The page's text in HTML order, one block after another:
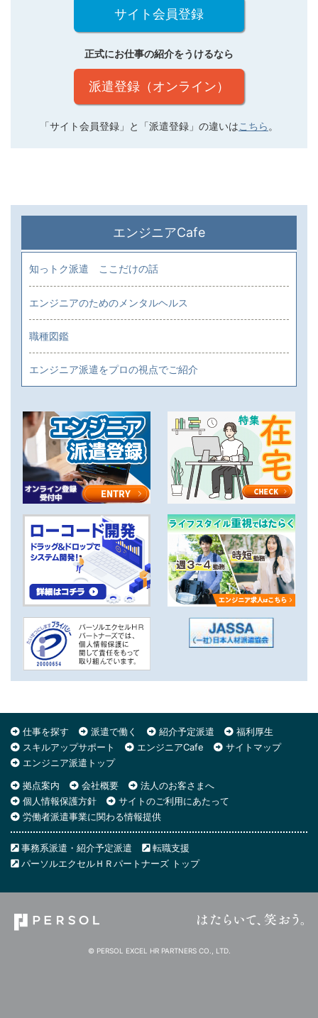
サイト会員登録
正式にお仕事の紹介をうけるなら
派遣登録（オンライン）
「サイト会員登録」と「派遣登録」の違いはこちら 。
エンジニアCafe
知っトク派遣 ここだけの話
エンジニアのためのメンタルヘルス
職種図鑑
エンジニア派遣をプロの視点でご紹介
仕事を探す 派遣で働く 紹介予定派遣
福利厚生
スキルアップサポート
エンジニアCafe
サイトマップ
エンジニア派遣トップ
拠点案内
会社概要
法人のお客さまへ
個人情報保護方針
サイトのご利用にあたって
労働者派遣事業に関わる情報提供
事務系派遣・紹介予定派遣
転職支援
パーソルエクセルＨＲパートナーズ トップ
© PERSOL EXCEL HR PARTNERS CO., LTD.